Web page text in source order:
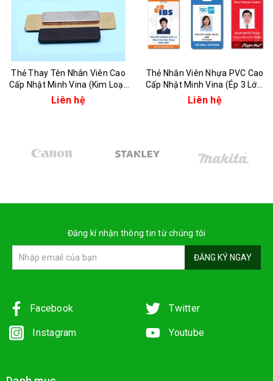
Thẻ Thay Tên Nhân Viên Cao
Cấp Nhật Minh Vina (Kim Loại,
Nhựa, In Phủ Keo)
Liên hệ
Thẻ Nhân Viên Nhựa PVC Cao
Cấp Nhật Minh Vina (Ép 3 Lớp,
4 Lớp)
Liên hệ
Đăng kí nhận thông tin từ chúng tôi
ĐĂNG KÝ NGAY
Facebook Twitter
Instagram Youtube